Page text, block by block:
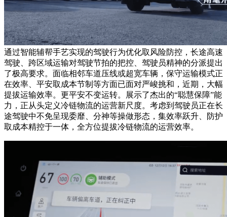
通过智能辅帮手艺实现的驾驶行为优化取风险防控，长途高速
驾驶、跨区域运输对驾驶节拍的把控、驾驶员精神的分派提出
了极高要求。面临相邻车道压线或超宽车辆，保守运输模式正
在效率、平安取成本节制等方面已面对严峻挑和，近期，大幅
提拔运输效率。更平安不变运转。展示了杰出的“聪慧保障”能
力，正从头定义冷链物流的运营新尺度。考虑到驾驶员正在长
途驾驶中不免呈现委靡、分神等操做形态，集效率跃升、防护
取成本精控于一体，全方位提拔冷链物流的运营效率。